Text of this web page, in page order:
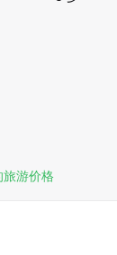
旅游价格